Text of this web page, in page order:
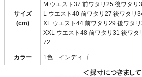
サイズ
(cm)
M ウエスト37 前ワタリ25 後ワタ
L ウエスト40 前ワタリ27 後ワタ
XL ウエスト44 前ワタリ29 後ワタ
XXL ウエスト48 前ワタリ31 後ワ
72
カラー 1色 インディゴ